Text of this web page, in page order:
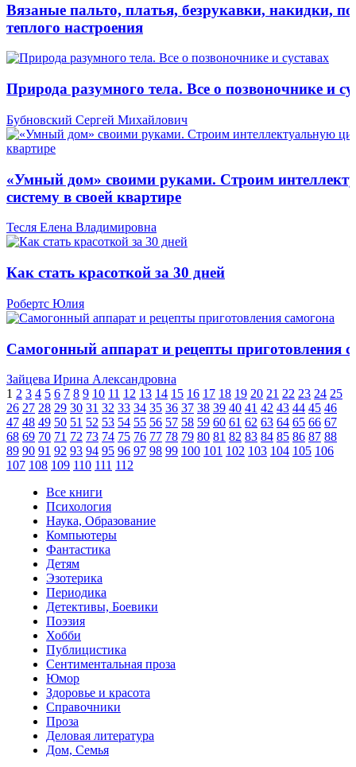
Вязаные пальто, платья, безрукавки, накидки,
теплого настроения
Природа разумного тела. Все о позвоночнике и
Бубновский Сергей Михайлович
«Умный дом» своими руками. Строим
систему в своей квартире
Тесля Елена Владимировна
Как стать красоткой за 30 дней
Робертс Юлия
Самогонный аппарат и рецепты приготовления
Зайцева Ирина Александровна
1 2 3 4 5 6 7 8 9 10 11 12 13 14 15 16 17 18 19 20 21 22 23 24 25
26 27 28 29 30 31 32 33 34 35 36 37 38 39 40 41 42 43 44 45 46
47 48 49 50 51 52 53 54 55 56 57 58 59 60 61 62 63 64 65 66 67
68 69 70 71 72 73 74 75 76 77 78 79 80 81 82 83 84 85 86 87 88
89 90 91 92 93 94 95 96 97 98 99 100 101 102 103 104 105 106
107 108 109 110 111 112
Все книги
Психология
Наука, Образование
Компьютеры
Фантастика
Детям
Эзотерика
Периодика
Детективы, Боевики
Поэзия
Хобби
Публицистика
Сентиментальная проза
Юмор
Здоровье и красота
Справочники
Проза
Деловая литература
Дом, Семья